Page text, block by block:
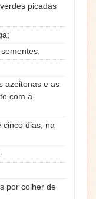
picadas
azeitonas e as
com a
cinco dias, na
por colher de